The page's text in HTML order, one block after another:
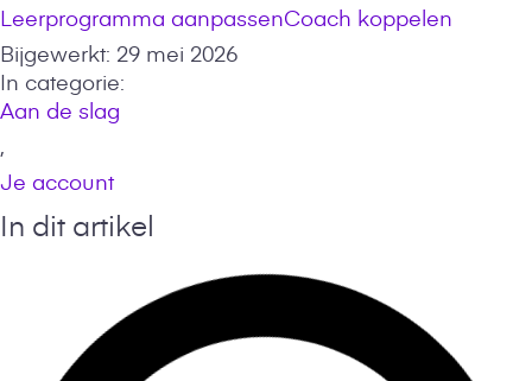
Leerprogramma aanpassenCoach koppelen
Bijgewerkt: 29 mei 2026
In categorie:
Aan de slag
,
Je account
In dit artikel